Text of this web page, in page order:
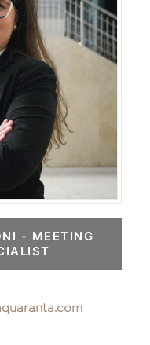
- MEETING